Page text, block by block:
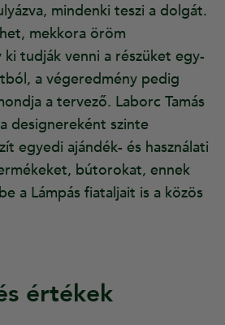
mindenki teszi a dolgát.
mekkora öröm
tudják venni a részüket egy-
a végeredmény pedig
a tervező. Laborc Tamás
designereként szinte
egyedi ajándék- és használati
bútorokat, ennek
a Lámpás fiataljait is a közös
értékek